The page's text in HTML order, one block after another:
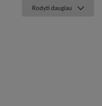
Rodyti daugiau